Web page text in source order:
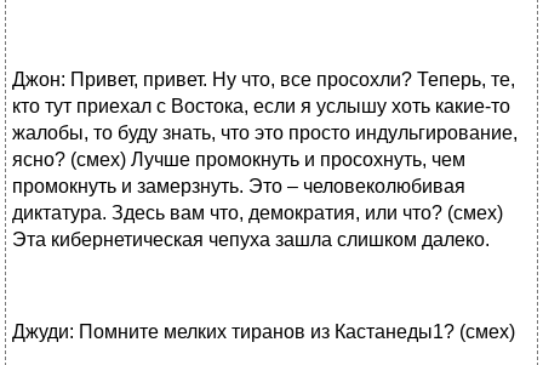
Джон: Привет, привет. Ну что, все просохли? Теперь, те,
кто тут приехал с Востока, если я услышу хоть какие-то
жалобы, то буду знать, что это просто индульгирование,
ясно? (смех) Лучше промокнуть и просохнуть, чем
промокнуть и замерзнуть. Это – человеколюбивая
диктатура. Здесь вам что, демократия, или что? (смех)
Эта кибернетическая чепуха зашла слишком далеко.
Джуди: Помните мелких тиранов из Кастанеды1? (смех)